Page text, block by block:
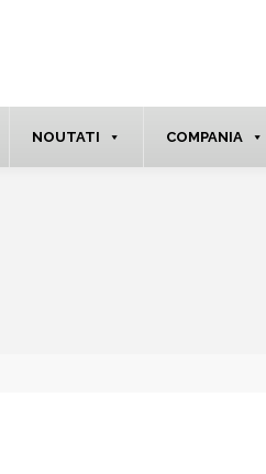
NOUTATI COMPANIA